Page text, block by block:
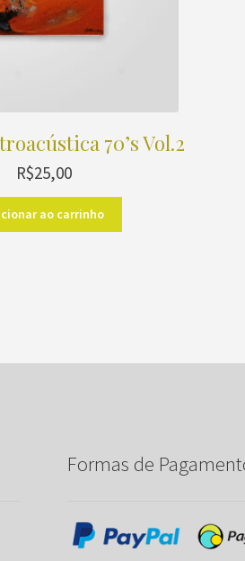
70’s Vol.2
R$25,00
ao carrinho
Formas de